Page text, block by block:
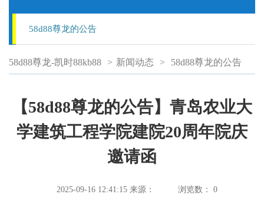
58d88尊龙的公告
58d88尊龙-凯时88kb88 > 新闻动态 > 58d88尊龙的公告
【58d88尊龙的公告】青岛农业大
学建筑工程学院建院20周年院庆
邀请函
2025-09-16 12:41:15 来源： 浏览数： 0